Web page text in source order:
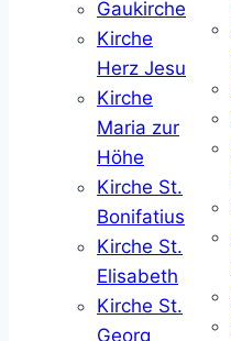
Gaukirche
Kirche
Herz Jesu
Kirche
Maria zur
Höhe
Kirche St.
Bonifatius
Kirche St.
Elisabeth
Kirche St.
Georg